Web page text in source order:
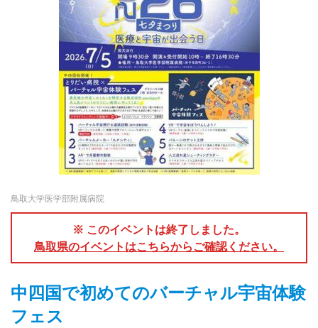
鳥取大学医学部附属病院
※ このイベントは終了しました。
鳥取県のイベントはこちらからご確認ください。
中四国で初めてのバーチャル宇宙体験
フェス